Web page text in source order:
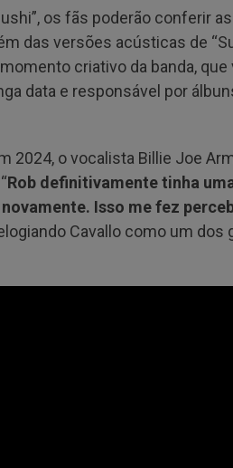
os fãs poderão conferir as
das versões acústicas de
criativo da banda,
data e responsável por
2024, o vocalista Billie Joe
Rob definitivamente tinha
Isso me fez
Cavallo como um